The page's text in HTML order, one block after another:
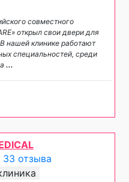
совместного
открыл свои двери для
нашей клинике работают
специальностей, среди
...
33 отзыва